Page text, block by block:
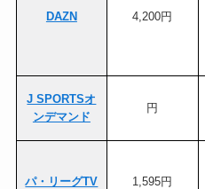
DAZN 4,200円
J SPORTSオ
ンデマンド
円
パ・リーグTV 1,595円